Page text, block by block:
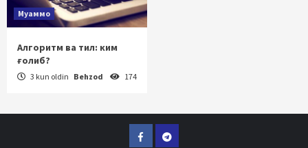
Муаммо
Алгоритм ва тил: ким
ғолиб?
3 kun oldin Behzod 174
FacebookTelegram